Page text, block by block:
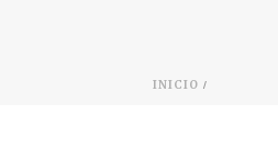
INICIO /